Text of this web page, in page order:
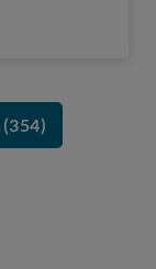
(354)